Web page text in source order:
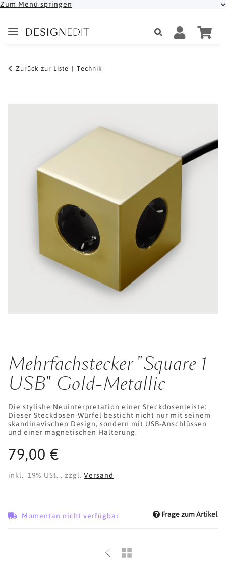
Zum Menü springen
Zurück zur Liste Technik
Mehrfachstecker "Square 1
USB" Gold-Metallic
Die stylishe Neuinterpretation einer Steckdosenleiste:
Dieser Steckdosen-Würfel besticht nicht nur mit seinem
skandinavischen Design, sondern mit USB-Anschlüssen
und einer magnetischen Halterung.
79,00 €
inkl. 19% USt. , zzgl. Versand
Momentan nicht verfügbar Frage zum Artikel